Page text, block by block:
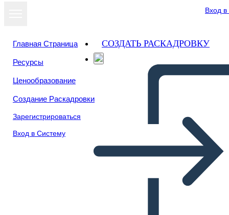
Вход
Главная Страница
Ресурсы
Ценообразование
Создание Раскадровки
Зарегистрироваться
Вход в Систему
СОЗДАТЬ РАСКАДРОВКУ